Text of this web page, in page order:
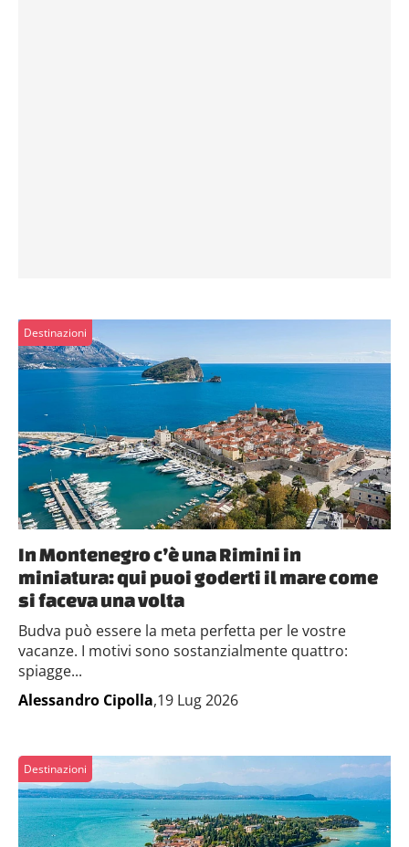
Destinazioni
In Montenegro c’è una Rimini in
miniatura: qui puoi goderti il mare come
si faceva una volta
Budva può essere la meta perfetta per le vostre
vacanze. I motivi sono sostanzialmente quattro:
spiagge...
Alessandro Cipolla,19 Lug 2026
Destinazioni